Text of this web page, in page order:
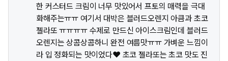
한 커스터드 크림이 너무 맛있어서 프토의 매력을 극대
화해주는ㅠㅠ 여기서 대박은 블러드오렌지 아큼과 초코
젤라또 ㅠㅠㅠㅠ 수제로 만드신 아이스크림인데 블러드
오렌지는 상콤상콤하니 완전 여름맛ㅠㅠ 가벼운 느낌이
라 입 정화되는 맛이었다♥️ 초코 젤라또는 초코 맛도 진